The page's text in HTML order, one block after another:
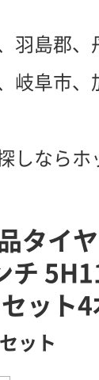
羽島郡
岐阜市
しなら
タイ
チ
ット4
ット